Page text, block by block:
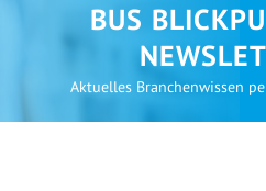
BUS
Aktuelles Branchenwissen